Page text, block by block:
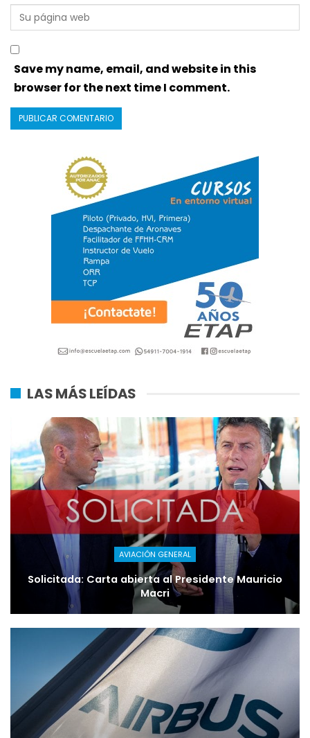
Save my name, email, and website in this
browser for the next time I comment.
LAS MÁS LEÍDAS
AVIACIÓN GENERAL
Solicitada: Carta abierta al Presidente Mauricio
Macri